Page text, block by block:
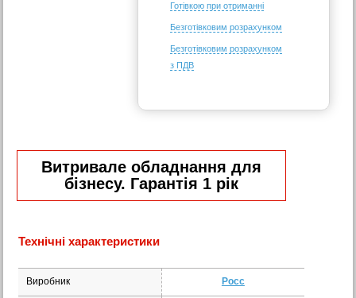
Готівкою при отриманні
Безготівковим розрахунком
Безготівковим розрахунком
з ПДВ
Витривале обладнання для
бізнесу. Гарантія 1 рік
Технічні характеристики
Виробник Росс